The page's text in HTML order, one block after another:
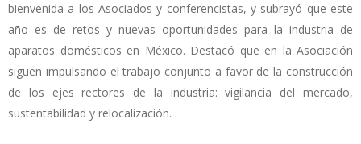
bienvenida a los Asociados y conferencistas, y subrayó que este
año es de retos y nuevas oportunidades para la industria de
aparatos domésticos en México. Destacó que en la Asociación
siguen impulsando el trabajo conjunto a favor de la construcción
de los ejes rectores de la industria: vigilancia del mercado,
sustentabilidad y relocalización.